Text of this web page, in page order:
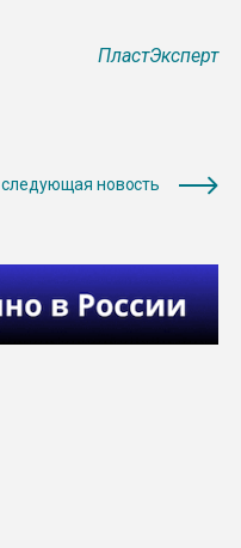
ПластЭксперт
следующая новость